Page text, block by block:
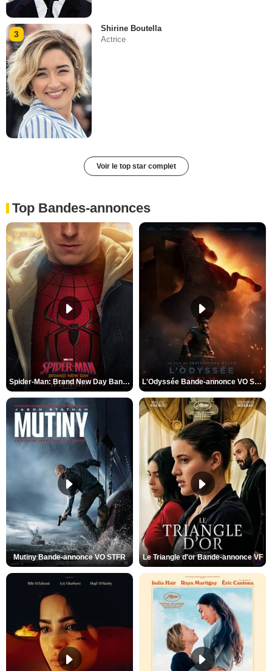
3
Shirine Boutella
Actrice
Voir le top star complet
Top Bandes-annonces
Spider-Man: Brand New Day Bande-annonce VO STFR L'Odyssée Bande-annonce VO STFR
Mutiny Bande-annonce VO STFR Le Triangle d'or Bande-annonce VF